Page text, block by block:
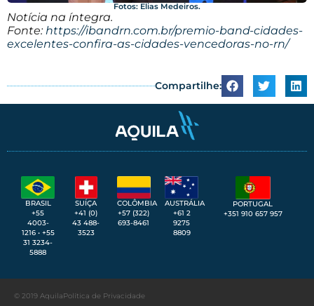
Fotos: Elias Medeiros.​
Notícia na íntegra.
Fonte:https://ibandrn.com.br/premio-band-cidades-
excelentes-confira-as-cidades-vencedoras-no-rn/
Compartilhe:
BRASIL
+55
4003-
1216 • +55
31 3234-
5888
SUÍÇA
+41 (0)
43 488-
3523
COLÔMBIA
+57 (322)
693-8461
AUSTRÁLIA
+61 2
9275
8809
PORTUGAL
+351 910 657 957
© 2019 AquilaPolítica de Privacidade